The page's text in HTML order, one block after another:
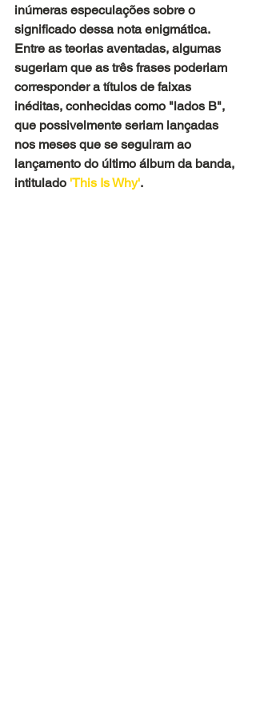
inúmeras especulações sobre o
significado dessa nota enigmática.
Entre as teorias aventadas, algumas
sugeriam que as três frases poderiam
corresponder a títulos de faixas
inéditas, conhecidas como "lados B",
que possivelmente seriam lançadas
nos meses que se seguiram ao
lançamento do último álbum da banda,
intitulado 'This Is Why'.